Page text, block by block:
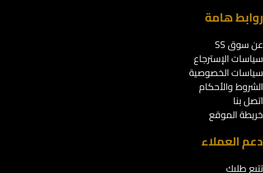
روابط هامة
عن سوق SS
سياسات الإسترجاع
سياسات الخصوصية
الشروط والأحكام
اتصل بنا
خريطة الموقع
دعم العملاء
تتبع طلبك